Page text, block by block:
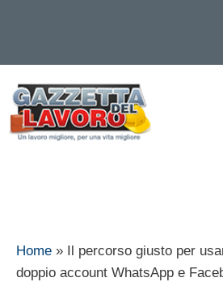
contenuto
Home »
Il percorso giusto per
doppio account WhatsApp e